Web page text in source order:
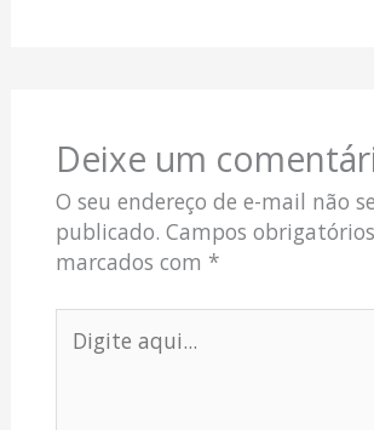
Deixe um
O seu endereço de e-mail não
publicado. Campos
marcados com *
aqui...